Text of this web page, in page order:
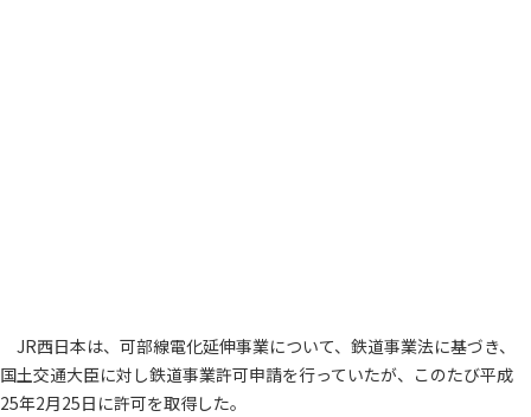
JR西日本は、可部線電化延伸事業について、鉄道事業法に基づき、
国土交通大臣に対し鉄道事業許可申請を行っていたが、このたび平成
25年2月25日に許可を取得した。